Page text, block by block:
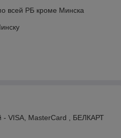
всей РБ кроме Минска
- VISA, MasterCard , БЕЛКАРТ